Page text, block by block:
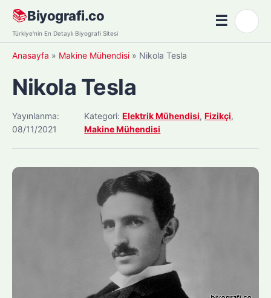
Skip
content
📚Biyografi.co
Türkiye'nin En Detaylı Biyografi Sitesi
☰Menü
Anasayfa » Makine Mühendisi » Nikola Tesla
Nikola Tesla
Yayınlanma:
08/11/2021
Kategori:Elektrik Mühendisi,Fizikçi,
Makine Mühendisi